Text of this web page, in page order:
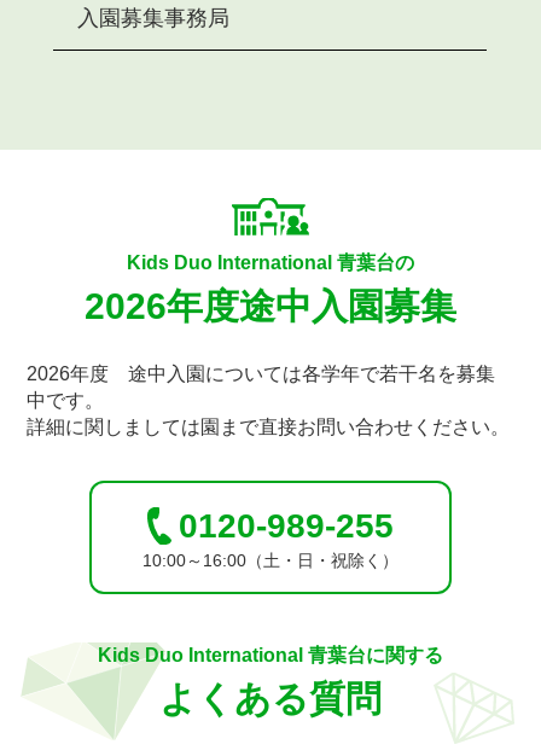
Kids Duo International 青葉台の
2026年度途中入園募集
2026年度 途中入園については各学年で若干名を募集
中です。
詳細に関しましては園まで直接お問い合わせください。
0120-989-255
10:00～16:00（土・日・祝除く）
Kids Duo International 青葉台に関する
よくある質問